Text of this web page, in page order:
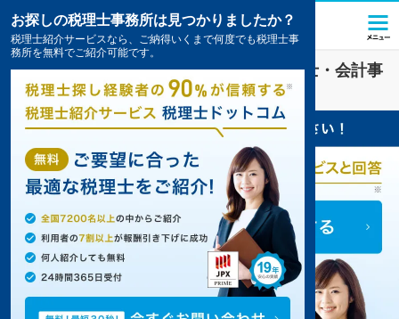
金融業界に強い宜野湾市(沖縄県)の税理士・会計事
務所の一覧
お探しの税理士事務所は見つかりましたか？
税理士紹介サービスなら、ご納得いくまで何度でも税理士事
務所を無料でご紹介可能です。